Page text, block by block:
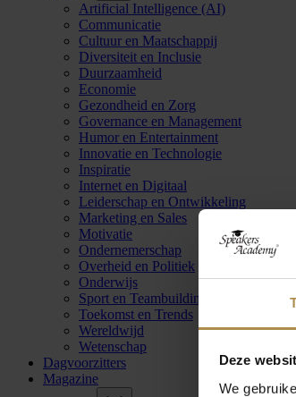
Deze
We
Artificial Intelligence (AI)
Communicatie
Cultuur en Maatschappij
Diversiteit en Inclusie
Duurzaamheid
Economie
Gezondheid en Zorg
Governance en Management
Humor en Entertainment
Innovatie en Technologie
Inspiratie
Internet en Digitaal
Leiderschap en Ontwikkeling
Marketing en Sales
Motivatie
Ondernemerschap
Overheid en Politiek
Onderwijs
Sport en Teambuilding
Toekomst en Trends
Wereldwijd
Wetenschap
Dagvoorzitters
Magazine